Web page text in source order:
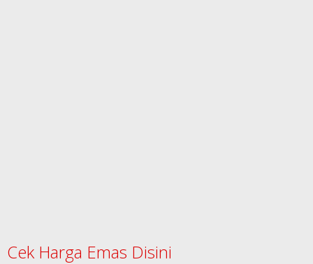
Cek Harga Emas Disini